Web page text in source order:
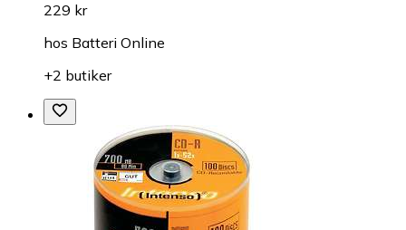
229 kr
hos Batteri Online
+2 butiker